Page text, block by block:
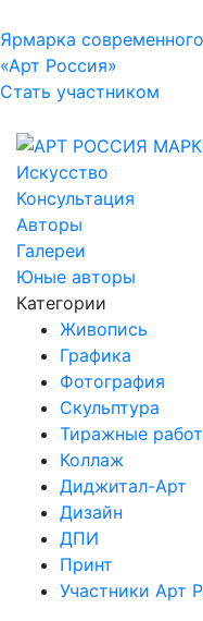
Ярмарка
«Арт Россия»
Стать участником
Искусство
Консультация
Авторы
Галереи
Юные авторы
Категории
Живопись
Графика
Фотография
Скульптура
Тиражные
Коллаж
Диджитал-Арт
Дизайн
ДПИ
Принт
Участники Арт